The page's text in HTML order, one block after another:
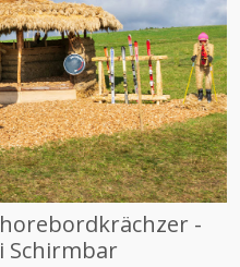
-
Schirmbar